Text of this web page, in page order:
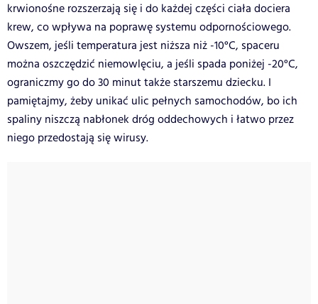
krwionośne rozszerzają się i do każdej części ciała dociera
krew, co wpływa na poprawę systemu odpornościowego.
Owszem, jeśli temperatura jest niższa niż -10°C, spaceru
można oszczędzić niemowlęciu, a jeśli spada poniżej -20°C,
ograniczmy go do 30 minut także starszemu dziecku. I
pamiętajmy, żeby unikać ulic pełnych samochodów, bo ich
spaliny niszczą nabłonek dróg oddechowych i łatwo przez
niego przedostają się wirusy.